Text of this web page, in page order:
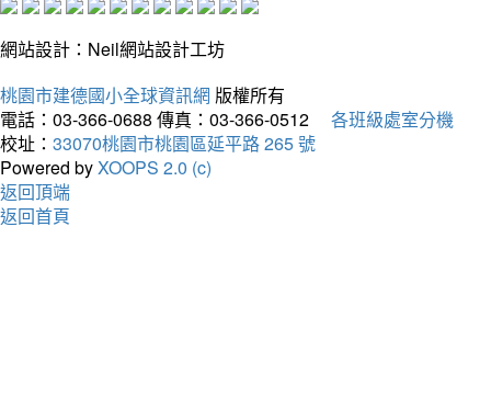
網站設計：Neil網站設計工坊
桃園市建德國小全球資訊網 版權所有
電話：03-366-0688 傳真：03-366-0512
各班級處室分機
校址： 33070桃園市桃園區延平路 265 號
Powered byXOOPS 2.0 (c)
返回頂端
返回首頁